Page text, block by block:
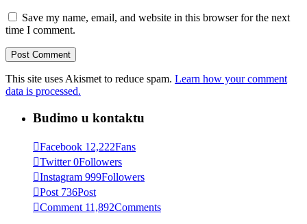
Save my name, email, and website in this browser for the next
time I comment.
This site uses Akismet to reduce spam. Learn how your comment
data is processed.
Budimo u kontaktu
Facebook 12,222Fans
Twitter 0Followers
Instagram 999Followers
Post 736Post
Comment 11,892Comments